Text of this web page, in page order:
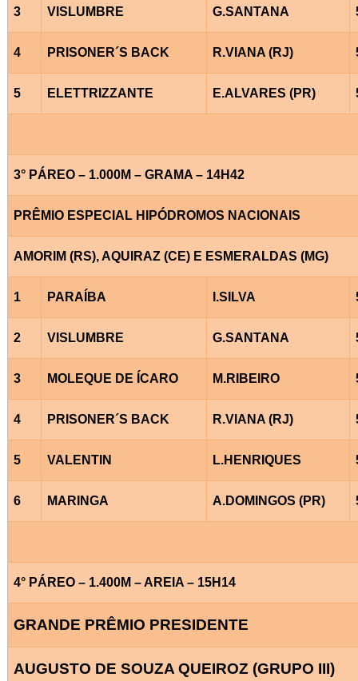
3 VISLUMBRE G.SANTANA
4 PRISONER´S BACK R.VIANA (RJ)
5 ELETTRIZZANTE E.ALVARES (PR)
3° PÁREO – 1.000M – GRAMA – 14H42
PRÊMIO ESPECIAL HIPÓDROMOS NACIONAIS
AMORIM (RS), AQUIRAZ (CE) E ESMERALDAS (MG)
1 PARAÍBA I.SILVA
2 VISLUMBRE G.SANTANA
3 MOLEQUE DE ÍCARO M.RIBEIRO
4 PRISONER´S BACK R.VIANA (RJ)
5 VALENTIN L.HENRIQUES
6 MARINGA A.DOMINGOS (PR)
4° PÁREO – 1.400M – AREIA – 15H14
GRANDE PRÊMIO PRESIDENTE
AUGUSTO DE SOUZA QUEIROZ (GRUPO III)